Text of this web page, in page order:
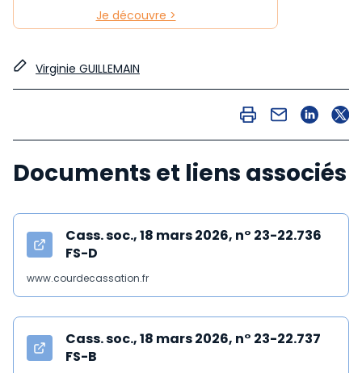
Je découvre >
Virginie GUILLEMAIN
Documents et liens associés
Cass. soc., 18 mars 2026, n° 23-22.736
FS-D
www.courdecassation.fr
Cass. soc., 18 mars 2026, n° 23-22.737
FS-B